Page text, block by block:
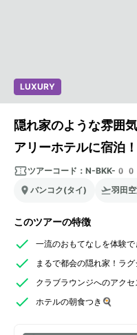
LUXURY
隠れ家のような雰囲
アリーホテルに宿泊
ツアーコード： N-BKK-
バンコク(タイ)
羽田
このツアーの特徴
一流のおもてなしを体験
まるで都会の隠れ家！ラ
クラブラウンジへのアク
ホテルの朝食つき🍳